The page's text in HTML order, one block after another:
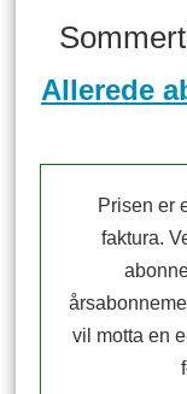
Allerede
Prisen er
faktura.
vil motta en